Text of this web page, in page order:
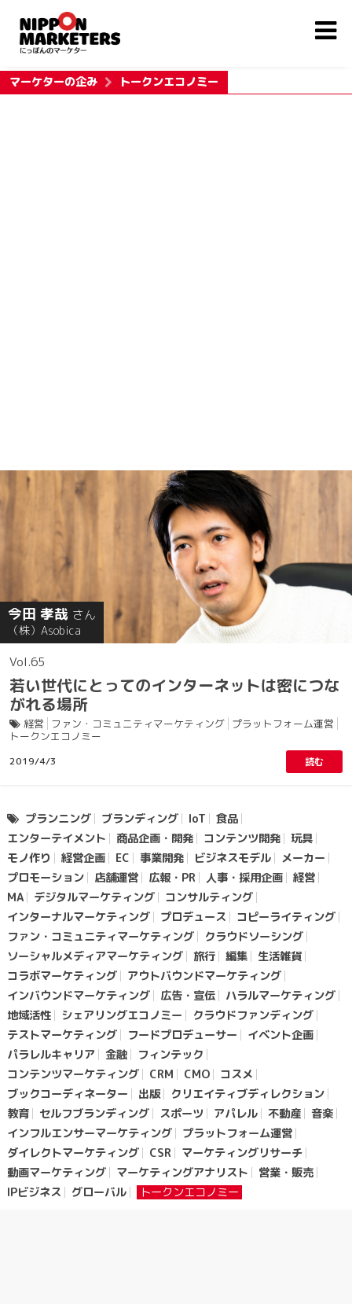
マーケターの企み トークンエコノミー
今田 孝哉 さん
（株）Asobica
65
若い世代にとってのインターネットは密につな
がれる場所
経営 ファン・コミュニティマーケティング プラットフォーム運営
トークンエコノミー
2019/4/3 読む
プランニング ブランディング IoT
食品
エンターテイメント
商品企画・開発 コンテンツ開発
玩具
モノ作り
経営企画 EC 事業開発 ビジネスモデル
メーカー
プロモーション
店舗運営 広報・PR 人事・採用企画
経営
MA
デジタルマーケティング
コンサルティング
インターナルマーケティング
プロデュース
コピーライティング
ファン・コミュニティマーケティング
クラウドソーシング
ソーシャルメディアマーケティング
旅行 編集
生活雑貨
コラボマーケティング
アウトバウンドマーケティング
インバウンドマーケティング
広告・宣伝
ハラルマーケティング
地域活性
シェアリングエコノミー
クラウドファンディング
テストマーケティング
フードプロデューサー
イベント企画
パラレルキャリア
金融
フィンテック
コンテンツマーケティング
CRM CMO
コスメ
ブックコーディネーター
出版
クリエイティブディレクション
教育
セルフブランディング スポーツ アパレル 不動産
音楽
インフルエンサーマーケティング
プラットフォーム運営
ダイレクトマーケティング
CSR
マーケティングリサーチ
動画マーケティング
マーケティングアナリスト
営業・販売
IPビジネス
グローバル トークンエコノミー